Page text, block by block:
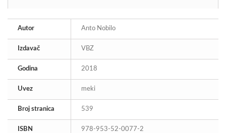
Autor Anto Nobilo
Izdavač VBZ
Godina 2018
Uvez meki
Broj stranica 539
ISBN 978-953-52-0077-2